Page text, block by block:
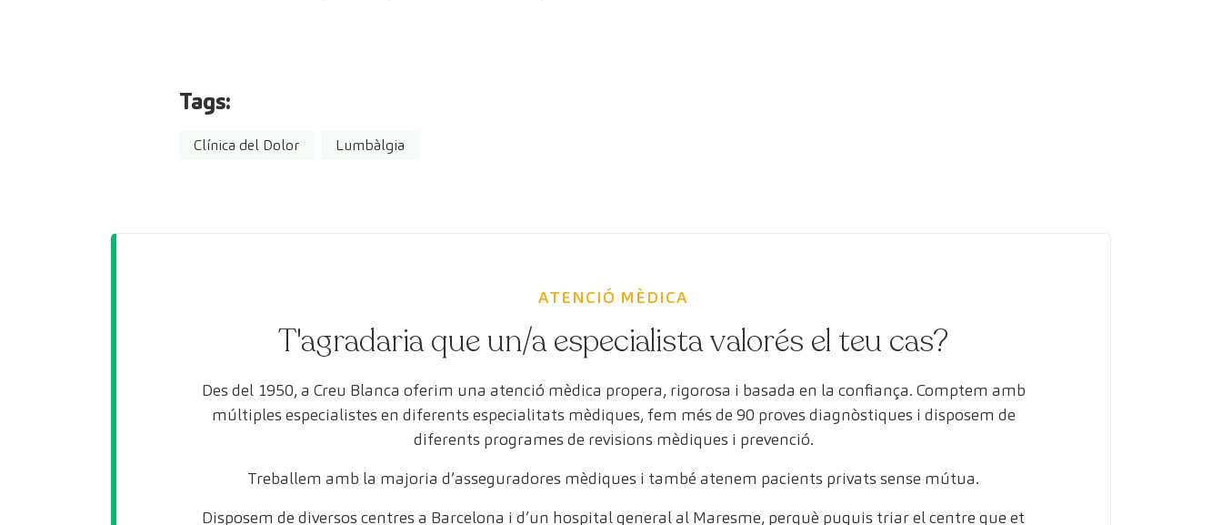
Tags:
Clínica del Dolor Lumbàlgia
ATENCIÓ MÈDICA
T'agradaria que un/a especialista valorés el teu cas?
Des del 1950, a Creu Blanca oferim una atenció mèdica propera, rigorosa i basada en la confiança. Comptem amb
múltiples especialistes en diferents especialitats mèdiques, fem més de 90 proves diagnòstiques i disposem de
diferents programes de revisions mèdiques i prevenció.
Treballem amb la majoria d’asseguradores mèdiques i també atenem pacients privats sense mútua.
Disposem de diversos centres a Barcelona i d’un hospital general al Maresme, perquè puguis triar el centre que et